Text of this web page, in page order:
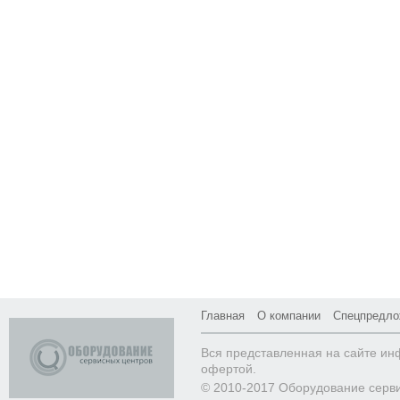
Главная О компании
Вся представленная на сайте
офертой.
© 2010-2017 Оборудование